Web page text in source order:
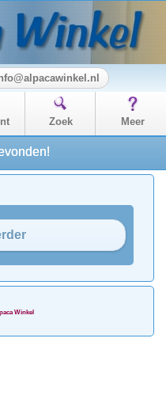
Zoek Meer
Winkel